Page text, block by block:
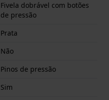
Fivela dobrável com botões
de pressão
Prata
Não
Pinos de pressão
Sim